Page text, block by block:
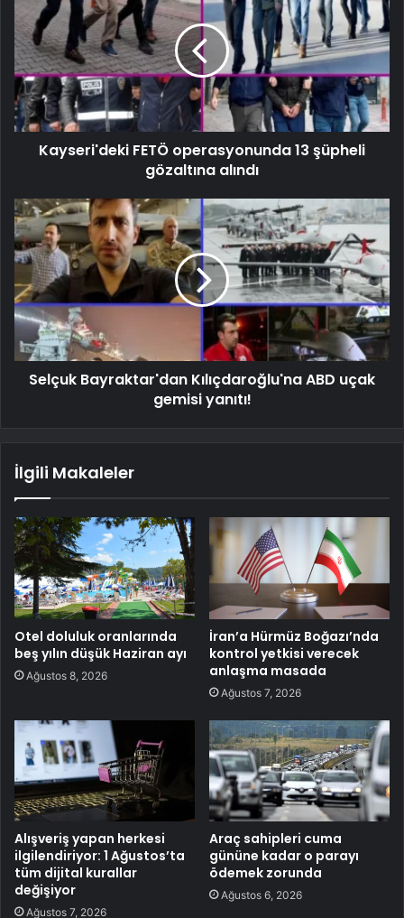
Kayseri'deki FETÖ operasyonunda 13 şüpheli
gözaltına alındı
Selçuk Bayraktar'dan Kılıçdaroğlu'na ABD uçak
gemisi yanıtı!
İlgili Makaleler
Otel doluluk oranlarında
beş yılın düşük Haziran ayı
Ağustos 8, 2026
İran’a Hürmüz Boğazı’nda
kontrol yetkisi verecek
anlaşma masada
Ağustos 7, 2026
Alışveriş yapan herkesi
ilgilendiriyor: 1 Ağustos’ta
tüm dijital kurallar
değişiyor
Ağustos 7, 2026
Araç sahipleri cuma
gününe kadar o parayı
ödemek zorunda
Ağustos 6, 2026